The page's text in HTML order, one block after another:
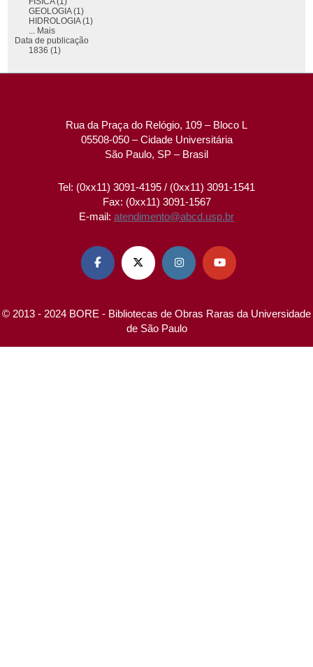
GEOLOGIA (1)
HIDROLOGIA (1)
... Mais
Data de publicação
1836 (1)
Rua da Praça do Relógio, 109 – Bloco L
05508-050 – Cidade Universitária
São Paulo, SP – Brasil
Tel: (0xx11) 3091-4195 / (0xx11) 3091-1541
Fax: (0xx11) 3091-1567
E-mail: atendimento@abcd.usp.br
   
© 2013 - 2024 BORE - Bibliotecas de Obras Raras da Universidade
de São Paulo